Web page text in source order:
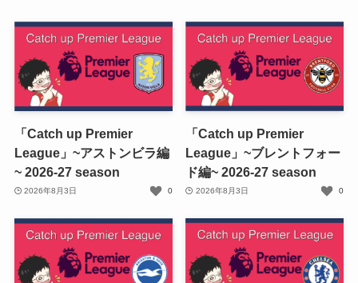
「Catch up Premier
League」~アストンビラ編
~ 2026-27 season
2026年8月3日 0
「Catch up Premier
League」~ブレントフォー
ド編~ 2026-27 season
2026年8月3日 0